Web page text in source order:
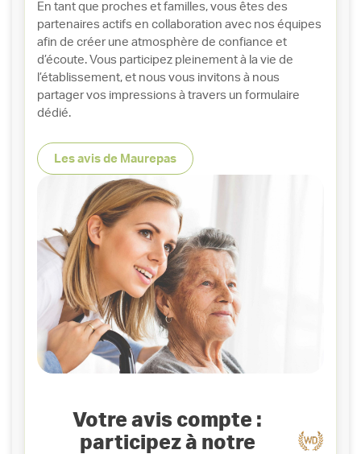
En tant que proches et familles, vous êtes des
partenaires actifs en collaboration avec nos équipes
afin de créer une atmosphère de confiance et
d’écoute. Vous participez pleinement à la vie de
l’établissement, et nous vous invitons à nous
partager vos impressions à travers un formulaire
dédié.
Les avis de Maurepas
Votre avis compte :
participez à notre